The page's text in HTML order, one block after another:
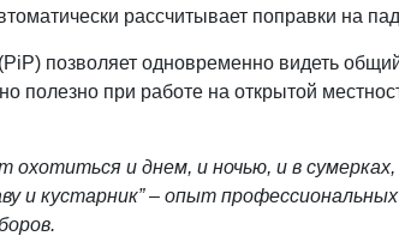
рассчитывает поправки на
(PiP) позволяет одновременно видеть
полезно при работе на открытой
охотиться и днем, и ночью, и в
и кустарник” – опыт